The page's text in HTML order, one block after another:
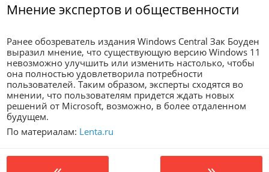
Мнение экспертов и общественности
Ранее обозреватель издания Windows Central Зак Боуден
выразил мнение, что существующую версию Windows 11
невозможно улучшить или изменить настолько, чтобы
она полностью удовлетворила потребности
пользователей. Таким образом, эксперты сходятся во
мнении, что пользователям придется ждать новых
решений от Microsoft, возможно, в более отдаленном
будущем.
По материалам: Lenta.ru